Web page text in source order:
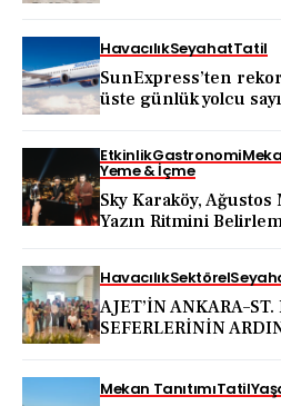
HavacılıkSeyahatTatil
SunExpress’ten
üste günlük yolcu
EtkinlikGastronomi
Yeme & İçme
Sky Karaköy,
Yazın Ritmini
HavacılıkSektörel
AJET’İN ANKARA–ST.
SEFERLERİNİN
Mekan TanıtımıTatil